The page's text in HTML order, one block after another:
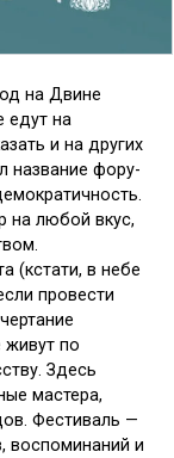
на Двине
едут на
и на других
название фору­
на любой вкус,
(кстати, в небе
провести
живут по
Здесь
мастера,
Фестиваль —
воспоми­наний и